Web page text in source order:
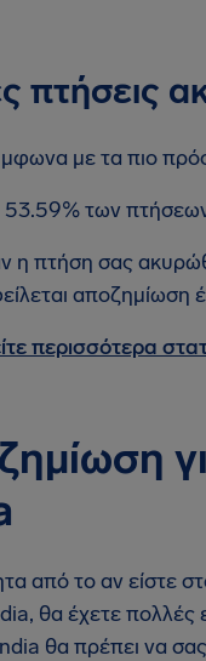
πτήσεις
με τα πιο
των
η πτήση σας
αποζημίωση
περισσότερα
από το αν είστε
θα έχετε πολλές
θα πρέπει να